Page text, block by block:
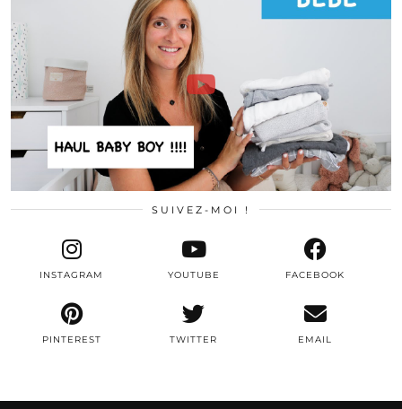
SUIVEZ-MOI !
TWITTER
INSTAGRAM FACEBOOK
PINTEREST
YOUTUBE
EMAIL